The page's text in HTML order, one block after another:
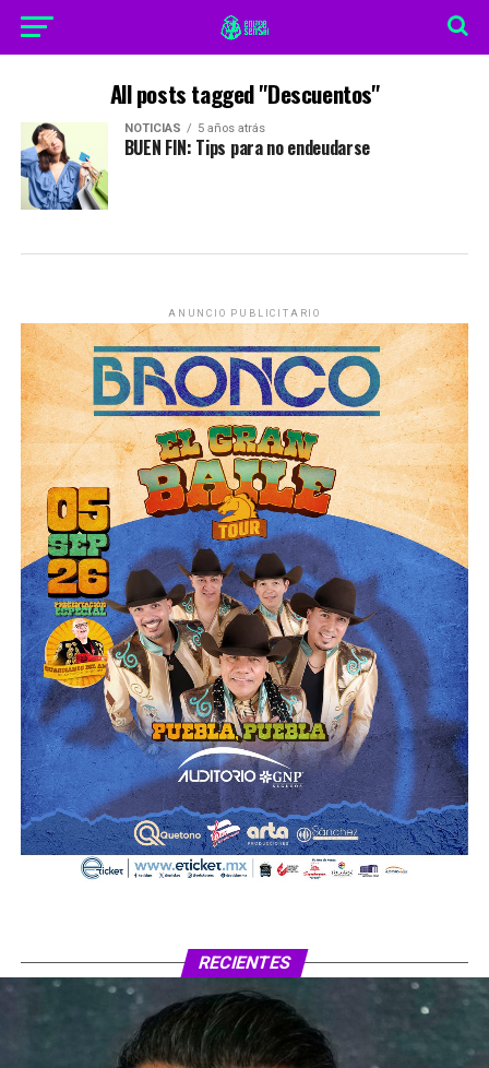
All posts tagged "Descuentos"
NOTICIAS 5 años atrás
BUEN FIN: Tips para no endeudarse
ANUNCIO PUBLICITARIO
RECIENTES